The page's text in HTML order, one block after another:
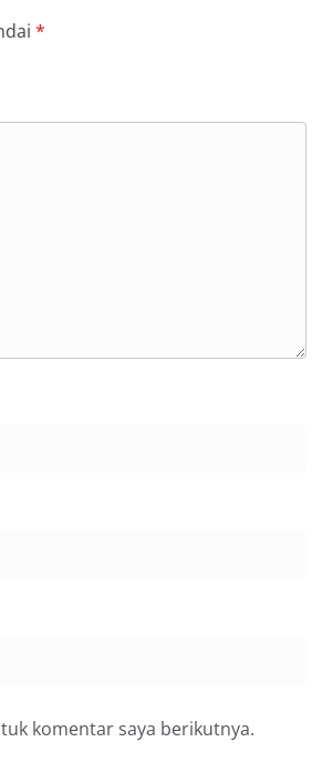
*
komentar saya berikutnya.